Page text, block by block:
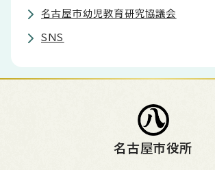
名古屋市幼児教育研究協議会
SNS
名古屋市役所